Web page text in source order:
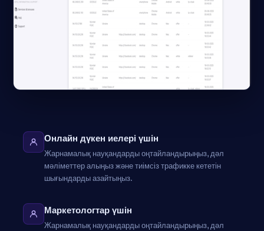
Онлайн дүкен иелері үшін
Жарнамалық науқандарды оңтайландырыңыз, дәл
мәліметтер алыңыз және тиімсіз трафикке кететін
шығындарды азайтыңыз.
Маркетологтар үшін
Жарнамалық науқандарды оңтайландырыңыз, дәл